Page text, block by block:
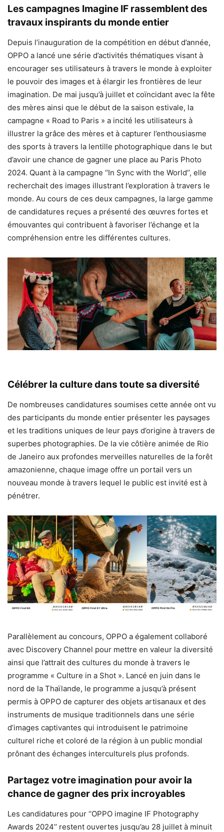
Les campagnes Imagine IF rassemblent des
travaux inspirants du monde entier
Depuis l’inauguration de la compétition en début d’année,
OPPO a lancé une série d’activités thématiques visant à
encourager ses utilisateurs à travers le monde à exploiter
le pouvoir des images et à élargir les frontières de leur
imagination. De mai jusqu’à juillet et coïncidant avec la fête
des mères ainsi que le début de la saison estivale, la
campagne « Road to Paris » a incité les utilisateurs à
illustrer la grâce des mères et à capturer l’enthousiasme
des sports à travers la lentille photographique dans le but
d’avoir une chance de gagner une place au Paris Photo
2024. Quant à la campagne ‘‘In Sync with the World’’, elle
recherchait des images illustrant l’exploration à travers le
monde. Au cours de ces deux campagnes, la large gamme
de candidatures reçues a présenté des œuvres fortes et
émouvantes qui contribuent à favoriser l’échange et la
compréhension entre les différentes cultures.
Célébrer la culture dans toute sa diversité
De nombreuses candidatures soumises cette année ont vu
des participants du monde entier présenter les paysages
et les traditions uniques de leur pays d’origine à travers de
superbes photographies. De la vie côtière animée de Rio
de Janeiro aux profondes merveilles naturelles de la forêt
amazonienne, chaque image offre un portail vers un
nouveau monde à travers lequel le public est invité est à
pénétrer.
Parallèlement au concours, OPPO a également collaboré
avec Discovery Channel pour mettre en valeur la diversité
ainsi que l’attrait des cultures du monde à travers le
programme « Culture in a Shot ». Lancé en juin dans le
nord de la Thaïlande, le programme a jusqu’à présent
permis à OPPO de capturer des objets artisanaux et des
instruments de musique traditionnels dans une série
d’images captivantes qui introduisent le patrimoine
culturel riche et coloré de la région à un public mondial
prônant des échanges interculturels plus profonds.
Partagez votre imagination pour avoir la
chance de gagner des prix incroyables
Les candidatures pour ‘‘OPPO imagine IF Photography
Awards 2024’’ restent ouvertes jusqu’au 28 juillet à minuit